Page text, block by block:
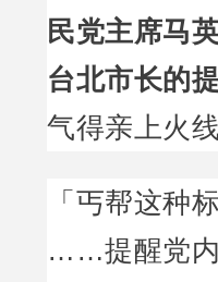
民党主席马
台北市长的
气得亲上火
「丐帮这种
……提醒党内